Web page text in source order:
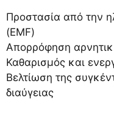
Προστασία από την
(EMF)
Απορρόφηση
Καθαρισμός και
Βελτίωση της
διαύγειας